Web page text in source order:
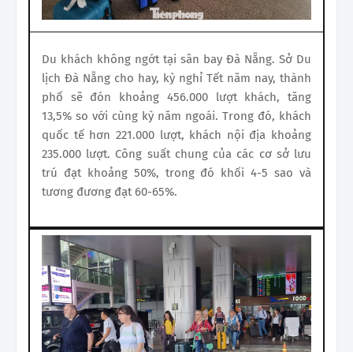
Du khách không ngớt tại sân bay Đà Nẵng. Sở Du
lịch Đà Nẵng cho hay, kỳ nghỉ Tết năm nay, thành
phố sẽ đón khoảng 456.000 lượt khách, tăng
13,5% so với cùng kỳ năm ngoái. Trong đó, khách
quốc tế hơn 221.000 lượt, khách nội địa khoảng
235.000 lượt. Công suất chung của các cơ sở lưu
trú đạt khoảng 50%, trong đó khối 4-5 sao và
tương đương đạt 60-65%.